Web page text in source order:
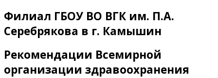
Филиал ГБОУ ВО ВГК им. П.А.
Серебрякова в г. Камышин
Рекомендации Всемирной
организации здравоохранения